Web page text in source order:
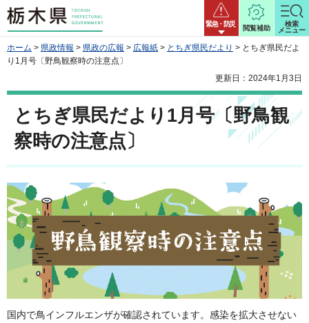
栃木県 緊急・防災
閲覧補助
検索
メニュー
ホーム > 県政情報 > 県政の広報 > 広報紙 > とちぎ県民だより > とちぎ県民だよ
り1月号〔野鳥観察時の注意点〕
更新日：2024年1月3日
とちぎ県民だより1月号〔野鳥観
察時の注意点〕
国内で鳥インフルエンザが確認されています。感染を拡大させない